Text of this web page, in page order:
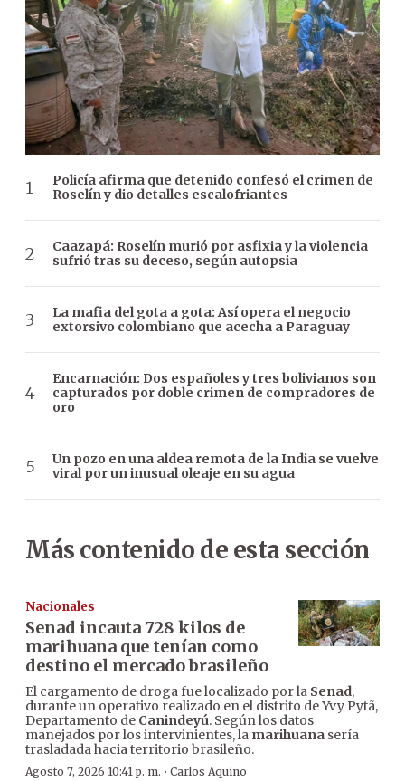
Policía afirma que detenido confesó el crimen de
Roselín y dio detalles escalofriantes
Caazapá: Roselín murió por asfixia y la violencia
sufrió tras su deceso, según autopsia
La mafia del gota a gota: Así opera el negocio
extorsivo colombiano que acecha a Paraguay
Encarnación: Dos españoles y tres bolivianos son
capturados por doble crimen de compradores de
oro
Un pozo en una aldea remota de la India se vuelve
viral por un inusual oleaje en su agua
Más contenido de esta sección
Nacionales
Senad incauta 728 kilos de
marihuana que tenían como
destino el mercado brasileño
El cargamento de droga fue localizado por la Senad,
durante un operativo realizado en el distrito de Yvy Pytã,
Departamento de Canindeyú. Según los datos
manejados por los intervinientes, la marihuana sería
trasladada hacia territorio brasileño.
Agosto 7, 2026 10:41 p. m. · Carlos Aquino